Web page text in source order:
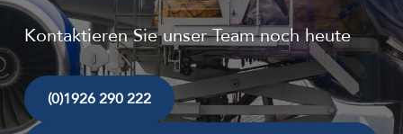
Kontaktieren Sie unser Team noch heute
(0)1926 290 222